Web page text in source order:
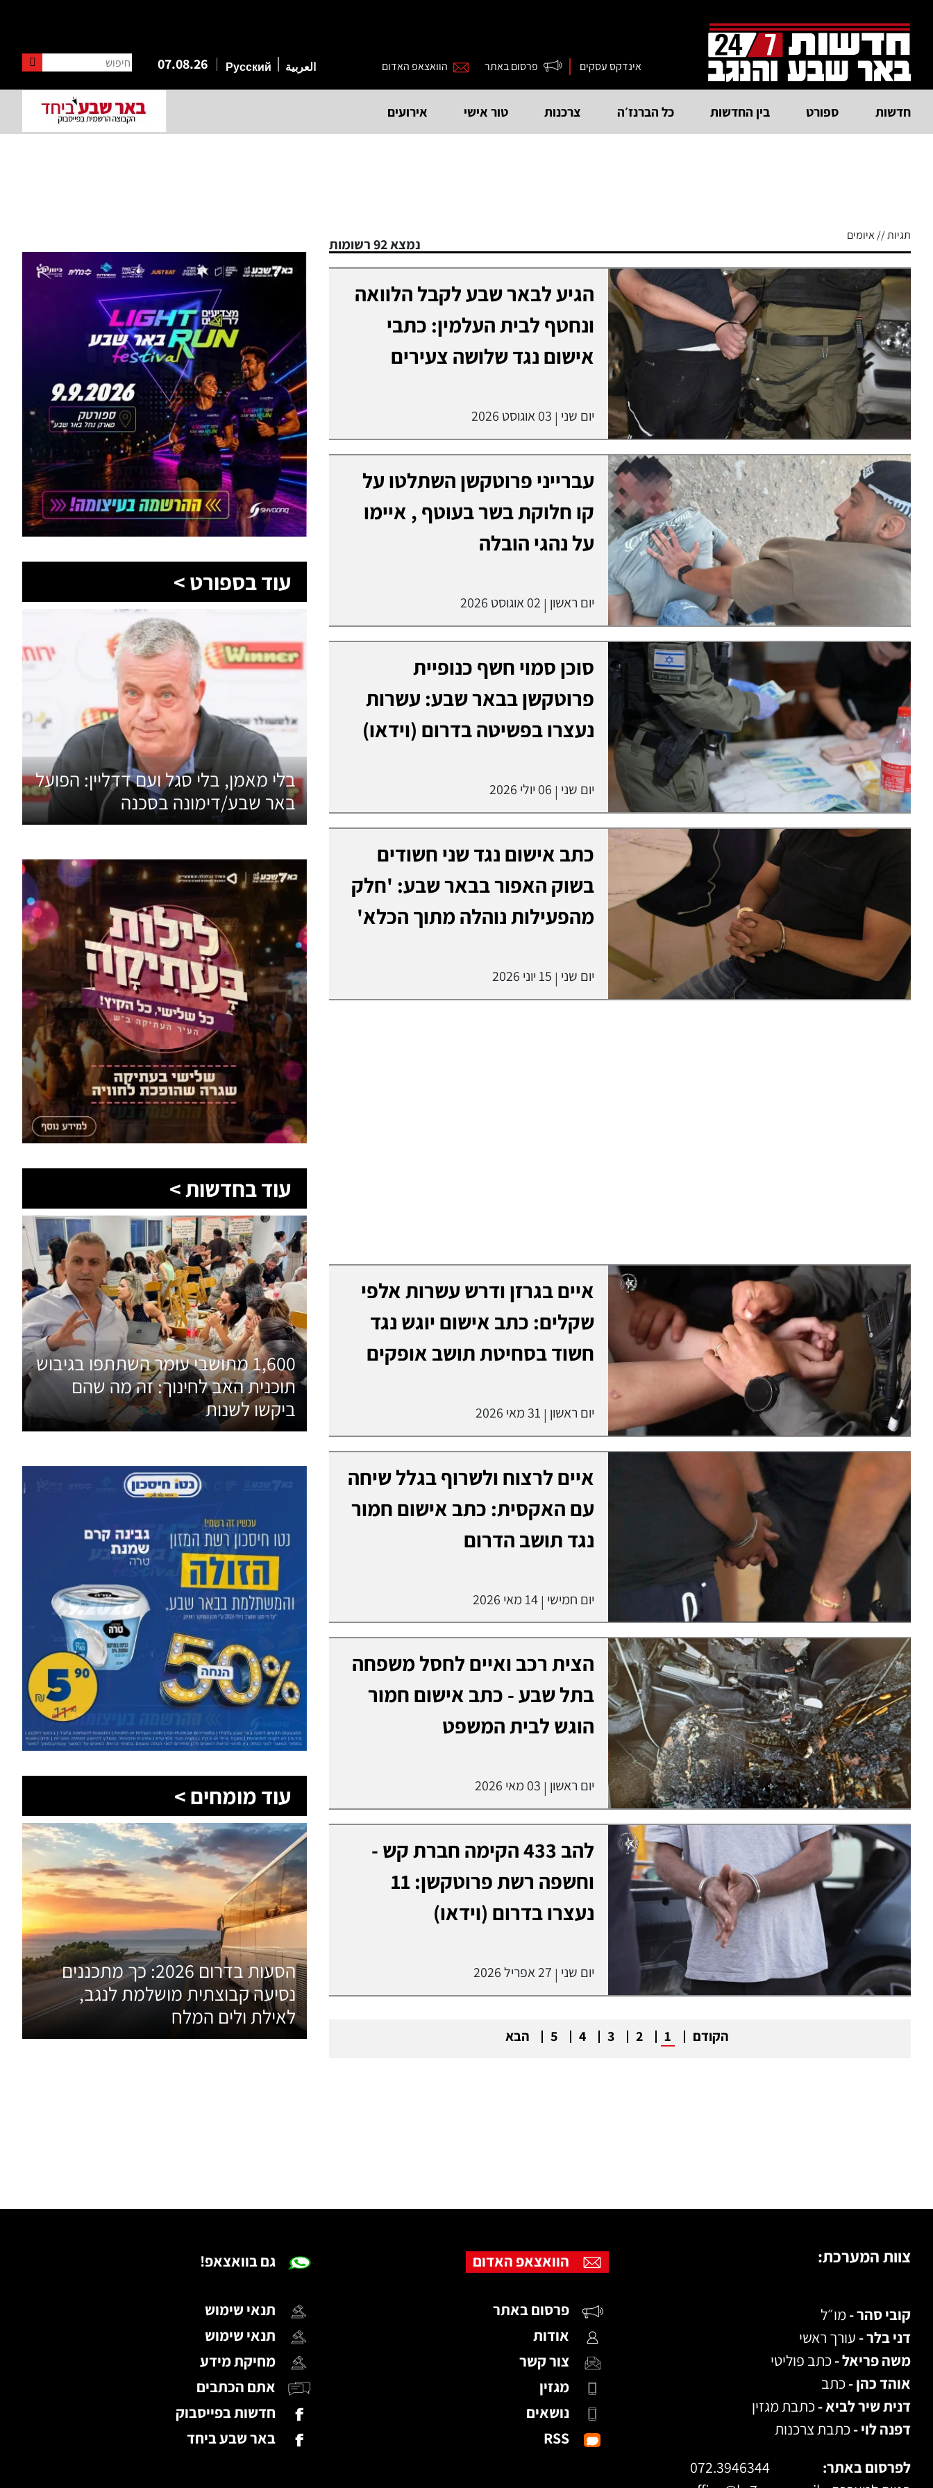
אינדקס עסקים פרסום באתר הוואצאפ האדום 07.08.26 חיפוש العربية Русский
חדשות ספורט בין החדשות כל הברנז׳ה צרכנות טור אישי אירועים
תגיות // איומים
נמצא 92 רשומות
הגיע לבאר שבע לקבל הלוואה
ונחטף לבית העלמין: כתבי
אישום נגד שלושה צעירים
יום שני | 03 אוגוסט 2026
עברייני פרוטקשן השתלטו על
קו חלוקת בשר בעוטף , איימו
על נהגי הובלה
יום ראשון | 02 אוגוסט 2026
סוכן סמוי חשף כנופיית
פרוטקשן בבאר שבע: עשרות
נעצרו בפשיטה בדרום (וידאו)
יום שני | 06 יולי 2026
כתב אישום נגד שני חשודים
בשוק האפור בבאר שבע: 'חלק
מהפעילות נוהלה מתוך הכלא'
יום שני | 15 יוני 2026
איים בגרזן ודרש עשרות אלפי
שקלים: כתב אישום יוגש נגד
חשוד בסחיטת תושב אופקים
יום ראשון | 31 מאי 2026
איים לרצוח ולשרוף בגלל שיחה
עם האקסית: כתב אישום חמור
נגד תושב הדרום
יום חמישי |14 מאי 2026
הצית רכב ואיים לחסל משפחה
בתל שבע - כתב אישום חמור
הוגש לבית המשפט
יום ראשון | 03 מאי 2026
להב 433 הקימה חברת קש -
וחשפה רשת פרוטקשן: 11
נעצרו בדרום (וידאו)
יום שני | 27 אפריל 2026
הקודם 1
2
3
4
5 הבא
עוד בספורט >
בלי מאמן, בלי סגל ועם דדליין: הפועל
באר שבע/דימונה בסכנה
עוד בחדשות >
1,600 מתושבי עומר השתתפו בגיבוש
תוכנית האב לחינוך: זה מה שהם
ביקשו לשנות
עוד מומחים >
הסעות בדרום 2026: כך מתכננים
נסיעה קבוצתית מושלמת לנגב,
לאילת ולים המלח
גם בוואצאפ!
תנאי שימוש
תנאי שימוש
מחיקת מידע
אתם הכתבים
חדשות בפייסבוק
באר שבע ביחד
הוואצאפ האדום
פרסום באתר
אודות
צור קשר
מגזין
נושאים
RSS
צוות המערכת:
קובי סהר -מו״ל
דני בלר - עורך ראשי
משה פריאל -כתב פוליטי
אוהד כהן -כתב
דנית שיר לביא -כתבת מגזין
דפנה לוי -כתבת צרכנות
לפרסום באתר:
072.3946344